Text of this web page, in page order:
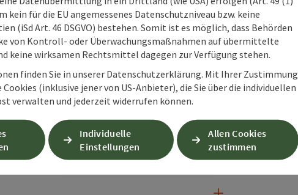
kein für die EU angemessenes Datenschutzniveau bzw. keine
(iSd Art. 46 DSGVO) bestehen. Somit ist es möglich, dass Behörden
von Kontroll- oder Überwachungsmaßnahmen auf übermittelte
keine wirksamen Rechtsmittel dagegen zur Verfügung stehen.
finden Sie in unserer Datenschutzerklärung. Mit Ihrer Zustimmung
(inklusive jener von US-Anbieter), die Sie über die individuellen
verwalten und jederzeit widerrufen können.
Individuelle
Einstellungen
Allen Cookies
zustimmen